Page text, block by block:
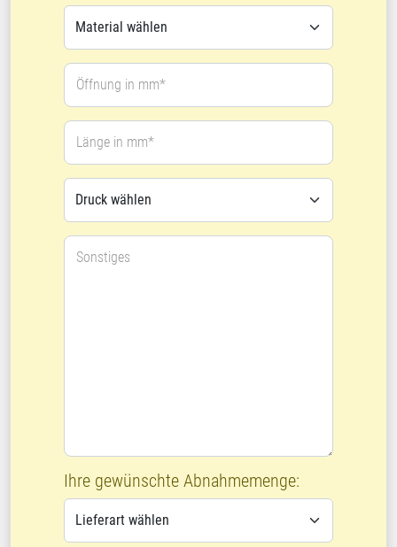
Öffnung in mm*
Länge in mm*
Sonstiges
Ihre gewünschte Abnahmemenge: